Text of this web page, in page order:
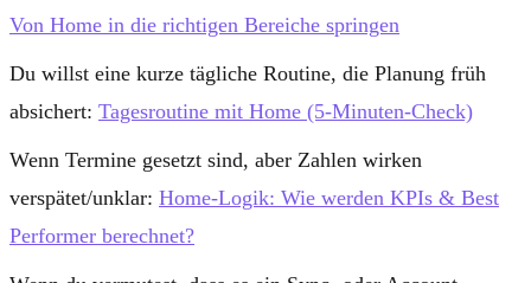
Von Home in die richtigen Bereiche springen
Du willst eine kurze tägliche Routine, die Planung früh
absichert: Tagesroutine mit Home (5-Minuten-Check)
Wenn Termine gesetzt sind, aber Zahlen wirken
verspätet/unklar: Home-Logik: Wie werden KPIs & Best
Performer berechnet?